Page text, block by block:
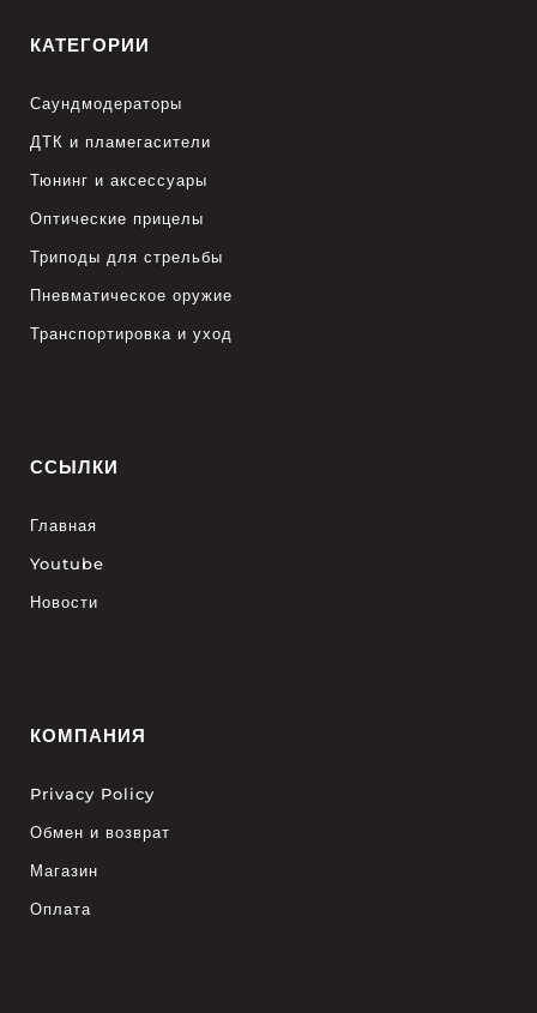
КАТЕГОРИИ
Саундмодераторы
ДТК и пламегасители
Тюнинг и аксессуары
Оптические прицелы
Триподы для стрельбы
Пневматическое оружие
Транспортировка и уход
ССЫЛКИ
Главная
Youtube
Новости
КОМПАНИЯ
Privacy Policy
Обмен и возврат
Магазин
Оплата